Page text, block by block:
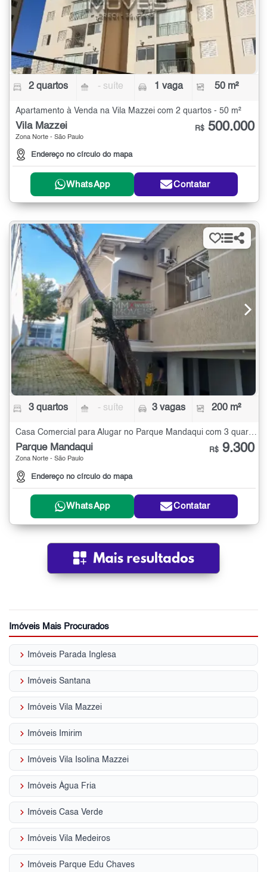
2 quartos - suíte 1 vaga 50 m²
Apartamento à Venda na Vila Mazzei com 2 quartos - 50 m²
Vila Mazzei
Zona Norte - São Paulo
Endereço no círculo do mapa
R$ 500.000
WhatsApp Contatar
3 quartos - suíte 3 vagas 200 m²
Casa Comercial para Alugar no Parque Mandaqui com 3 quartos - 200 m²
Parque Mandaqui
Zona Norte - São Paulo
Endereço no círculo do mapa
R$ 9.300
WhatsApp Contatar
Imóveis Mais Procurados
keyboard_arrow_right Imóveis Parada Inglesa
keyboard_arrow_right Imóveis Santana
keyboard_arrow_right Imóveis Vila Mazzei
keyboard_arrow_right Imóveis Imirim
keyboard_arrow_right Imóveis Vila Isolina Mazzei
keyboard_arrow_right Imóveis Água Fria
keyboard_arrow_right Imóveis Casa Verde
keyboard_arrow_right Imóveis Vila Medeiros
keyboard_arrow_right Imóveis Parque Edu Chaves